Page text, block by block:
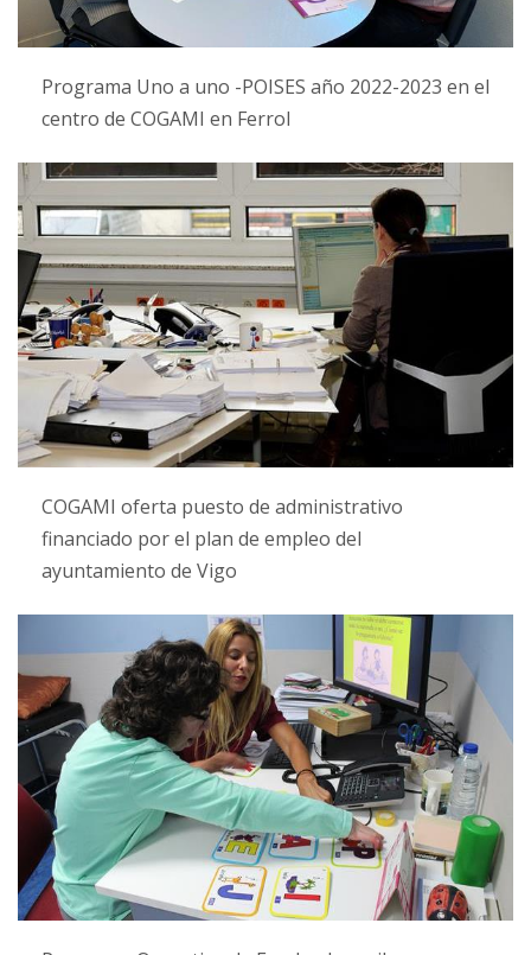
Programa Uno a uno -POISES año 2022-2023 en el
centro de COGAMI en Ferrol
COGAMI oferta puesto de administrativo
financiado por el plan de empleo del
ayuntamiento de Vigo